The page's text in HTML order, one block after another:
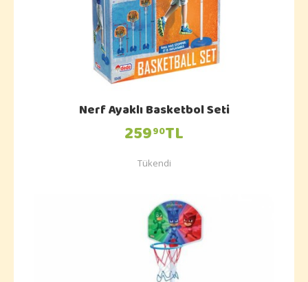
Nerf Ayaklı Basketbol Seti
25990TL
Tükendi